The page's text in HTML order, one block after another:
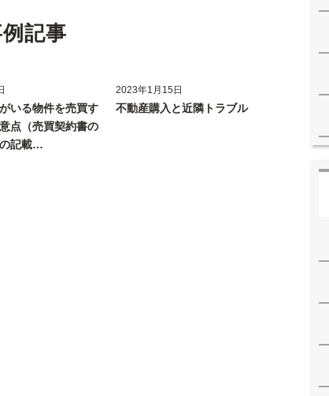
記事
いる物件を売買す
点（売買契約書の
記載…
2023年1月15日
不動産購入と近隣トラブル